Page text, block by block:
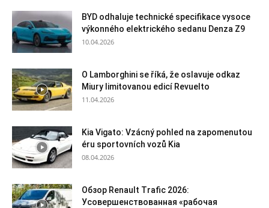
BYD odhaluje technické specifikace vysoce
výkonného elektrického sedanu Denza Z9
10.04.2026
O Lamborghini se říká, že oslavuje odkaz
Miury limitovanou edicí Revuelto
11.04.2026
Kia Vigato: Vzácný pohled na zapomenutou
éru sportovních vozů Kia
08.04.2026
Обзор Renault Trafic 2026:
Усовершенствованная «рабочая